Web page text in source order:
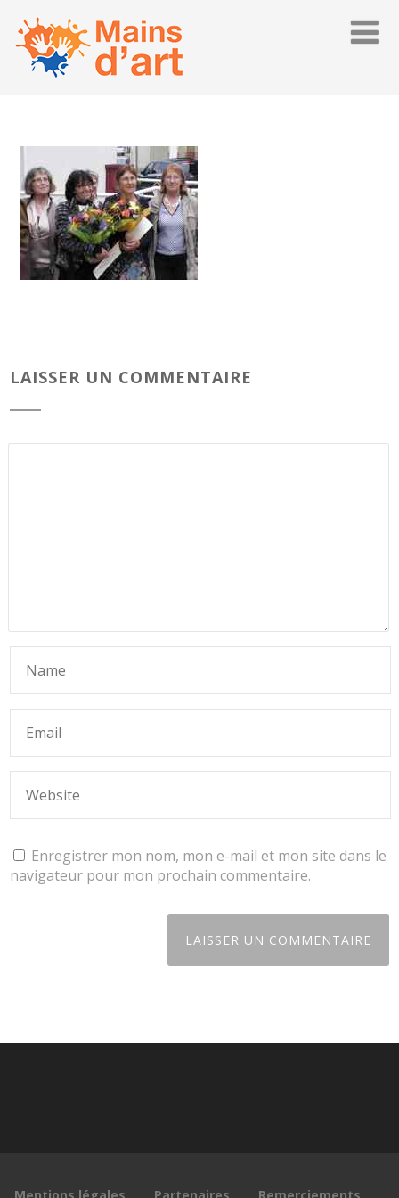
LAISSER UN COMMENTAIRE
Enregistrer mon nom, mon e-mail et mon site dans le
navigateur pour mon prochain commentaire.
Mentions légales Partenaires Remerciements